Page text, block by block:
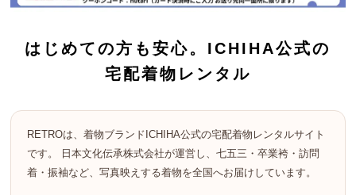
はじめての方も安心。ICHIHA公式の
宅配着物レンタル
RETROは、着物ブランドICHIHA公式の宅配着物レンタルサイト
です。 日本文化伝承株式会社が運営し、七五三・卒業袴・訪問
着・振袖など、写真映えする着物を全国へお届けしています。